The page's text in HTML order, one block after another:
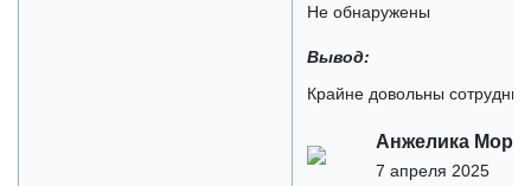
Не обнаружены
Вывод:
Крайне довольны
Анжелика
7 апреля 2025